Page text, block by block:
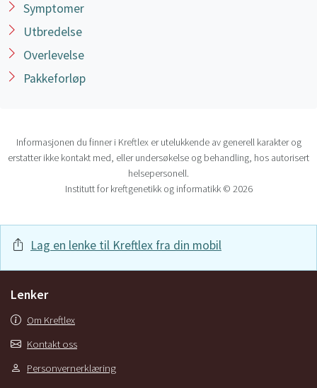
Symptomer
Utbredelse
Overlevelse
Pakkeforløp
Informasjonen du finner i Kreftlex er utelukkende av generell karakter og
erstatter ikke kontakt med, eller undersøkelse og behandling, hos autorisert
helsepersonell.
Institutt for kreftgenetikk og informatikk © 2026
Lag en lenke til Kreftlex fra din mobil
Lenker
Om Kreftlex
Kontakt oss
Personvernerklæring